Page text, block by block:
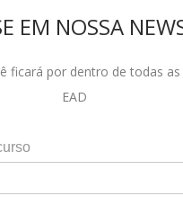
EM NOSSA
ficará por dentro de todas
EAD